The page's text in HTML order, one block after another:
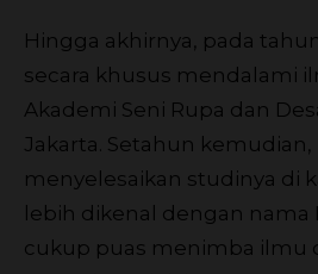
Hingga akhirnya, pada tahun
secara khusus mendalami
Akademi Seni Rupa dan
Jakarta. Setahun kemudian,
menyelesaikan studinya di
lebih dikenal dengan nama
cukup puas menimba ilmu